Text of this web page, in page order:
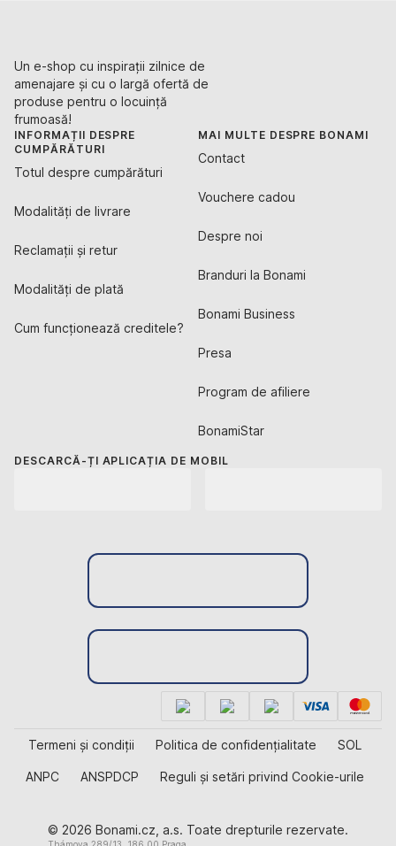
Un e-shop cu inspirații zilnice de
amenajare și cu o largă ofertă de
produse pentru o locuință
frumoasă!
INFORMAȚII DESPRE
CUMPĂRĂTURI
Totul despre cumpărături
Modalități de livrare
Reclamații și retur
Modalități de plată
Cum funcționează creditele?
MAI MULTE DESPRE BONAMI
Contact
Vouchere cadou
Despre noi
Branduri la Bonami
Bonami Business
Presa
Program de afiliere
BonamiStar
DESCARCĂ-ȚI APLICAȚIA DE MOBIL
Termeni și condiții Politica de confidențialitate SOL
ANPC ANSPDCP Reguli și setări privind Cookie-urile
© 2026 Bonami.cz, a.s. Toate drepturile rezervate.